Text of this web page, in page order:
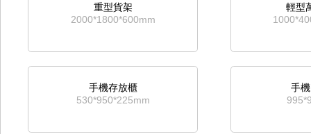
重型貨架
2000*1800*600mm
輕型
手機存放櫃
530*950*225mm
手